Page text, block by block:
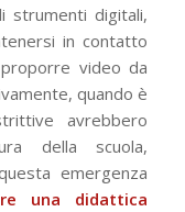
strumenti digitali,
in contatto
video da
quando è
avrebbero
della scuola,
emergenza
una didattica